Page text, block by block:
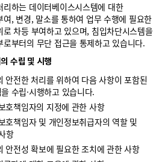
리하는 데이터베이스시스템에 대한
여, 변경, 말소를 통하여 업무 수행에 필요한
로 차등 부여하고 있으며, 침입차단시스템을
로부터의 무단 접근을 통제하고 있습니다.
수립 및 시행
안전한 처리를 위하여 다음 사항이 포함된
수립·시행하고 있습니다.
호책임자의 지정에 관한 사항
호책임자 및 개인정보취급자의 역할 및
항
안전성 확보에 필요한 조치에 관한 사항